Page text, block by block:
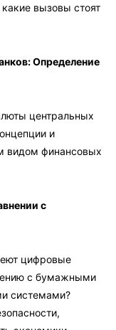
вызовы стоят
Определение
центральных
и
видом финансовых
с
цифровые
с бумажными
системами?